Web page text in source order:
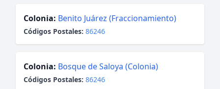
Colonia: Benito Juárez (Fraccionamiento)
Códigos Postales: 86246
Colonia: Bosque de Saloya (Colonia)
Códigos Postales: 86246